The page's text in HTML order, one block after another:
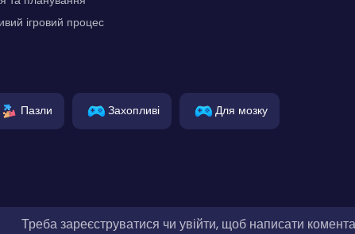
ігровий процес
Пазли Захопливі Для мозку
Треба зареєструватися чи увійти, щоб написати